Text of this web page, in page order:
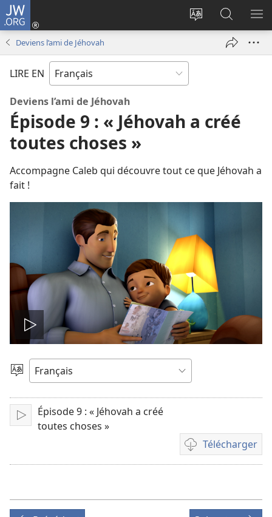
JW.ORG
Changer
langue
Se
connecter
nouvelle
sur
JW.ORG
Deviens l’ami de Jéhovah
LIRE EN
Deviens l’ami de Jéhovah
Épisode 9 : « Jéhovah a créé
toutes choses »
Accompagne Caleb qui découvre tout ce que Jéhovah a
fait !
Lire
la
vidéo
Choisir
langue
Lire
Épisode 9 : « Jéhovah a créé
toutes choses »
Télécharger
Options
de
vidéos